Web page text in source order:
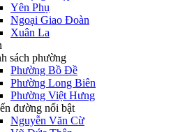
Yên Phụ
Ngoại Giao Đoàn
Xuân La
sách phường
Phường Bồ Đề
Phường Long Biên
Phường Việt Hưng
đường nổi bật
Nguyễn Văn Cừ